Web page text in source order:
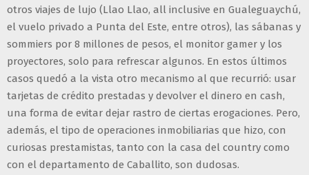
otros viajes de lujo (Llao Llao, all inclusive en Gualeguaychú,
el vuelo privado a Punta del Este, entre otros), las sábanas y
sommiers por 8 millones de pesos, el monitor gamer y los
proyectores, solo para refrescar algunos. En estos últimos
casos quedó a la vista otro mecanismo al que recurrió: usar
tarjetas de crédito prestadas y devolver el dinero en cash,
una forma de evitar dejar rastro de ciertas erogaciones. Pero,
además, el tipo de operaciones inmobiliarias que hizo, con
curiosas prestamistas, tanto con la casa del country como
con el departamento de Caballito, son dudosas.